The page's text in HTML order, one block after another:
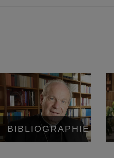
BIBLIOGRAPHIE